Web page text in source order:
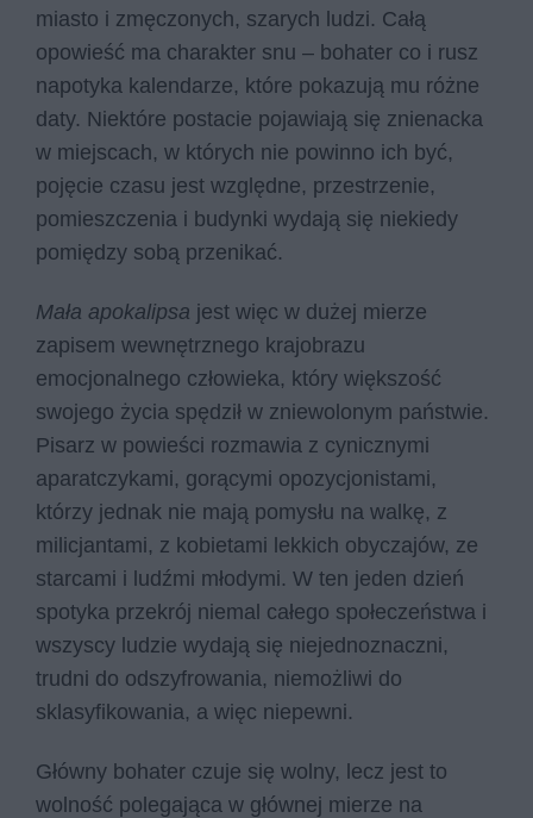
miasto i zmęczonych, szarych ludzi. Całą
opowieść ma charakter snu – bohater co i rusz
napotyka kalendarze, które pokazują mu różne
daty. Niektóre postacie pojawiają się znienacka
w miejscach, w których nie powinno ich być,
pojęcie czasu jest względne, przestrzenie,
pomieszczenia i budynki wydają się niekiedy
pomiędzy sobą przenikać.
Mała apokalipsa jest więc w dużej mierze
zapisem wewnętrznego krajobrazu
emocjonalnego człowieka, który większość
swojego życia spędził w zniewolonym państwie.
Pisarz w powieści rozmawia z cynicznymi
aparatczykami, gorącymi opozycjonistami,
którzy jednak nie mają pomysłu na walkę, z
milicjantami, z kobietami lekkich obyczajów, ze
starcami i ludźmi młodymi. W ten jeden dzień
spotyka przekrój niemal całego społeczeństwa i
wszyscy ludzie wydają się niejednoznaczni,
trudni do odszyfrowania, niemożliwi do
sklasyfikowania, a więc niepewni.
Główny bohater czuje się wolny, lecz jest to
wolność polegająca w głównej mierze na